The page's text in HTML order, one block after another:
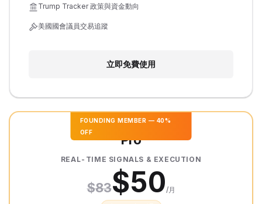
Trump Tracker 政策與資金動向
美國國會議員交易追蹤
立即免費使用
FOUNDING MEMBER — 40%
OFF
Pro
REAL-TIME SIGNALS & EXECUTION
$83$50/月